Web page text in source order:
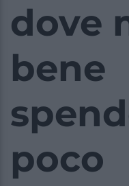
dove
bene
poco